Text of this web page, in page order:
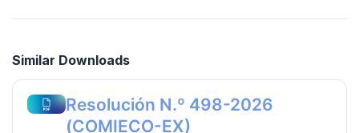
Similar Downloads
Resolución N.º 498-2026
(COMIECO-EX)